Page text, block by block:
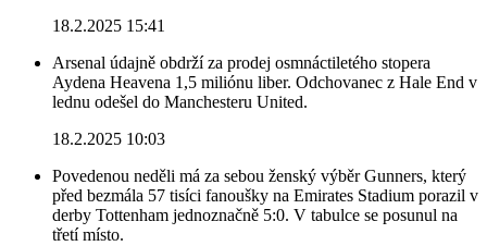
18.2.2025 15:41
Arsenal údajně obdrží za prodej osmnáctiletého stopera
Aydena Heavena 1,5 miliónu liber. Odchovanec z Hale End v
lednu odešel do Manchesteru United.
18.2.2025 10:03
Povedenou neděli má za sebou ženský výběr Gunners, který
před bezmála 57 tisíci fanoušky na Emirates Stadium porazil v
derby Tottenham jednoznačně 5:0. V tabulce se posunul na
třetí místo.